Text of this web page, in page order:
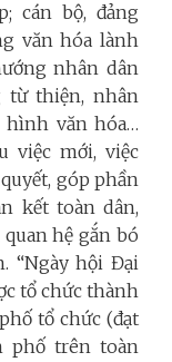
cán bộ, đảng
văn hóa lành
nhân dân
từ thiện, nhân
hình văn hóa…
việc mới, việc
góp phần
kết toàn dân,
hệ gắn bó
“Ngày hội Đại
tổ chức thành
tổ chức (đạt
phố trên toàn